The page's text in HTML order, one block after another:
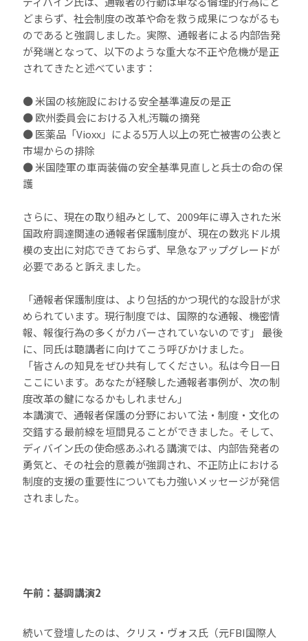
どまらず、社会制度の改革や命を救う成果につながるも
のであると強調しました。実際、通報者による内部告発
が発端となって、以下のような重大な不正や危機が是正
されてきたと述べています：
● 米国の核施設における安全基準違反の是正
● 欧州委員会における入札汚職の摘発
● 医薬品「Vioxx」による5万人以上の死亡被害の公表と
市場からの排除
● 米国陸軍の車両装備の安全基準見直しと兵士の命の保
護
さらに、現在の取り組みとして、2009年に導入された米
国政府調達関連の通報者保護制度が、現在の数兆ドル規
模の支出に対応できておらず、早急なアップグレードが
必要であると訴えました。
「通報者保護制度は、より包括的かつ現代的な設計が求
められています。現行制度では、国際的な通報、機密情
報、報復行為の多くがカバーされていないのです」 最後
に、同氏は聴講者に向けてこう呼びかけました。
「皆さんの知見をぜひ共有してください。私は今日一日
ここにいます。あなたが経験した通報者事例が、次の制
度改革の鍵になるかもしれません」
本講演で、通報者保護の分野において法・制度・文化の
交錯する最前線を垣間見ることができました。そして、
ディバイン氏の使命感あふれる講演では、内部告発者の
勇気と、その社会的意義が強調され、不正防止における
制度的支援の重要性についても力強いメッセージが発信
されました。
午前：基調講演2
続いて登壇したのは、クリス・ヴォス氏（元FBI国際人